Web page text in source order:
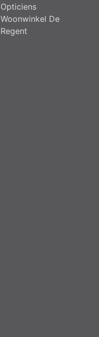
Opticiens
Woonwinkel De
Regent